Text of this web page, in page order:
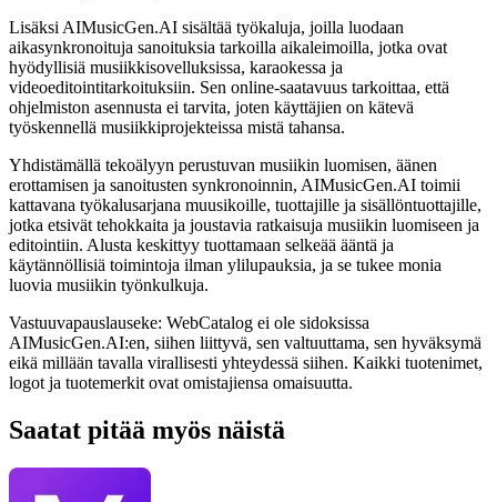
Lisäksi AIMusicGen.AI sisältää työkaluja, joilla luodaan
aikasynkronoituja sanoituksia tarkoilla aikaleimoilla, jotka ovat
hyödyllisiä musiikkisovelluksissa, karaokessa ja
videoeditointitarkoituksiin. Sen online-saatavuus tarkoittaa, että
ohjelmiston asennusta ei tarvita, joten käyttäjien on kätevä
työskennellä musiikkiprojekteissa mistä tahansa.
Yhdistämällä tekoälyyn perustuvan musiikin luomisen, äänen
erottamisen ja sanoitusten synkronoinnin, AIMusicGen.AI toimii
kattavana työkalusarjana muusikoille, tuottajille ja sisällöntuottajille,
jotka etsivät tehokkaita ja joustavia ratkaisuja musiikin luomiseen ja
editointiin. Alusta keskittyy tuottamaan selkeää ääntä ja
käytännöllisiä toimintoja ilman ylilupauksia, ja se tukee monia
luovia musiikin työnkulkuja.
Vastuuvapauslauseke: WebCatalog ei ole sidoksissa
AIMusicGen.AI:en, siihen liittyvä, sen valtuuttama, sen hyväksymä
eikä millään tavalla virallisesti yhteydessä siihen. Kaikki tuotenimet,
logot ja tuotemerkit ovat omistajiensa omaisuutta.
Saatat pitää myös näistä